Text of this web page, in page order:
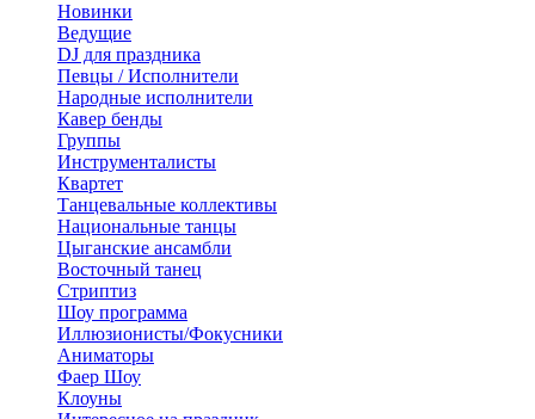
Новинки
Ведущие
DJ для праздника
Певцы / Исполнители
Народные исполнители
Кавер бенды
Группы
Инструменталисты
Квартет
Танцевальные коллективы
Национальные танцы
Цыганские ансамбли
Восточный танец
Стриптиз
Шоу программа
Иллюзионисты/Фокусники
Аниматоры
Фаер Шоу
Клоуны